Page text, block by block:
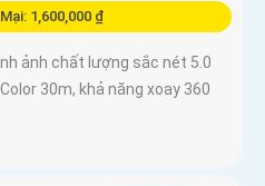
1,600,000 ₫
ảnh chất lượng sắc nét 5.0
30m, khả năng xoay 360